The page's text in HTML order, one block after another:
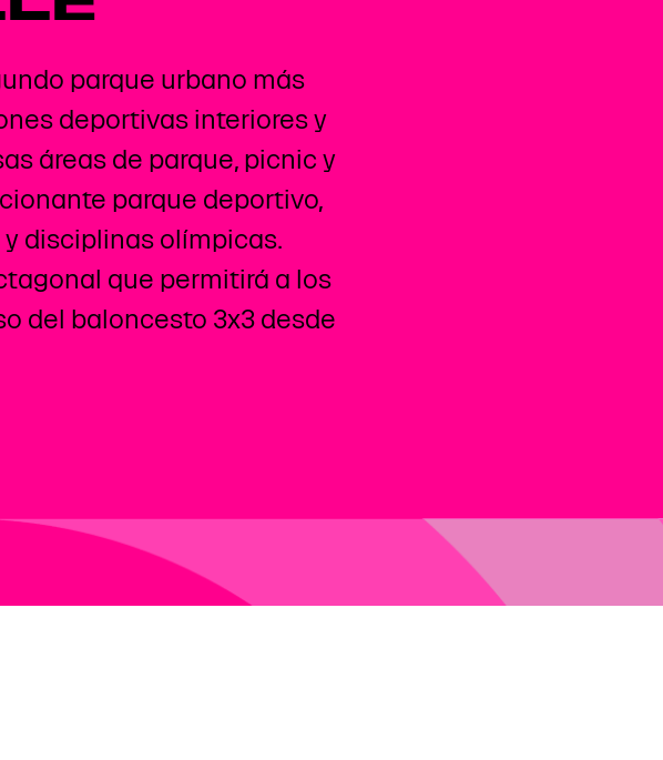
parque urbano más
deportivas interiores y
áreas de parque, picnic y
parque deportivo,
disciplinas olímpicas.
que permitirá a los
del baloncesto 3x3 desde